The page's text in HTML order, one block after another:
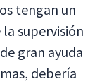
tengan un
supervisión
gran ayuda
debería